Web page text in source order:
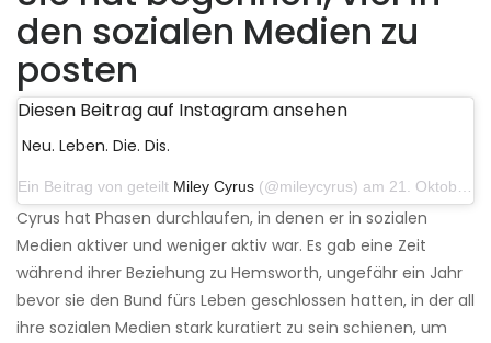
den sozialen Medien zu
posten
Diesen Beitrag auf Instagram ansehen
Neu. Leben. Die. Dis.
Ein Beitrag von geteilt Miley Cyrus (@mileycyrus) am 21. Oktober 2019 um 12:31 Uhr PDT
Cyrus hat Phasen durchlaufen, in denen er in sozialen
Medien aktiver und weniger aktiv war. Es gab eine Zeit
während ihrer Beziehung zu Hemsworth, ungefähr ein Jahr
bevor sie den Bund fürs Leben geschlossen hatten, in der all
ihre sozialen Medien stark kuratiert zu sein schienen, um